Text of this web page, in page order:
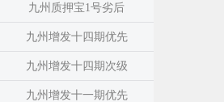
九州质押宝1号劣后
九州增发十四期优先
九州增发十四期次级
九州增发十一期优先